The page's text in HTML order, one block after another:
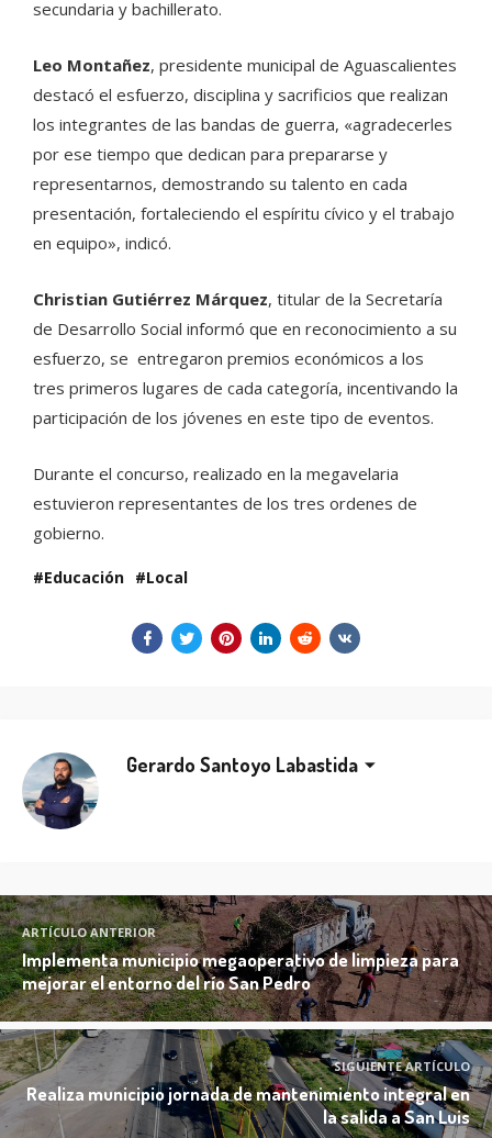
secundaria y bachillerato.
Leo Montañez, presidente municipal de Aguascalientes
destacó el esfuerzo, disciplina y sacrificios que realizan
los integrantes de las bandas de guerra, «agradecerles
por ese tiempo que dedican para prepararse y
representarnos, demostrando su talento en cada
presentación, fortaleciendo el espíritu cívico y el trabajo
en equipo», indicó.
Christian Gutiérrez Márquez, titular de la Secretaría
de Desarrollo Social informó que en reconocimiento a su
esfuerzo, se entregaron premios económicos a los
tres primeros lugares de cada categoría, incentivando la
participación de los jóvenes en este tipo de eventos.
Durante el concurso, realizado en la megavelaria
estuvieron representantes de los tres ordenes de
gobierno.
Educación Local
Gerardo Santoyo Labastida
ARTÍCULO ANTERIOR
Implementa municipio megaoperativo de limpieza para
mejorar el entorno del río San Pedro
SIGUIENTE ARTÍCULO
Realiza municipio jornada de mantenimiento integral en
la salida a San Luis